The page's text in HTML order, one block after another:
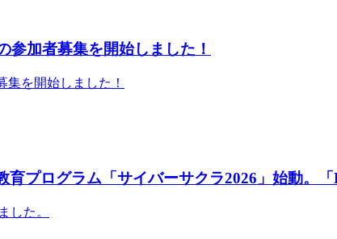
参加者募集を開始しました！
集を開始しました！
プログラム「サイバーサクラ2026」始動。
した。